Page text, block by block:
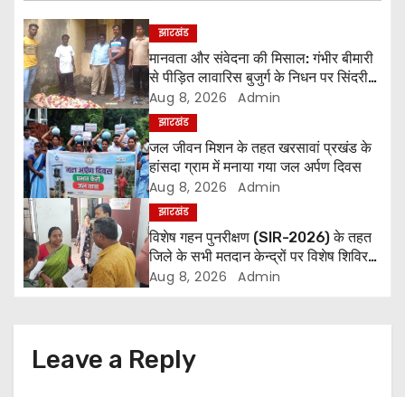
n
a
v
i
g
a
t
i
n
झारखंड
मानवता और संवेदना की मिसाल: गंभीर बीमारी
से पीड़ित लावारिस बुजुर्ग के निधन पर सिंदरी
विधायक चंद्रदेव महतो ने कराई अंतिम संस्कार
की व्यवस्था
Aug 8, 2026 Admin
झारखंड
जल जीवन मिशन के तहत खरसावां प्रखंड के
हांसदा ग्राम में मनाया गया जल अर्पण दिवस
Aug 8, 2026 Admin
झारखंड
विशेष गहन पुनरीक्षण (SIR-2026) के तहत
जिले के सभी मतदान केन्द्रों पर विशेष शिविर
का आयोजन
Aug 8, 2026 Admin
Leave a Reply